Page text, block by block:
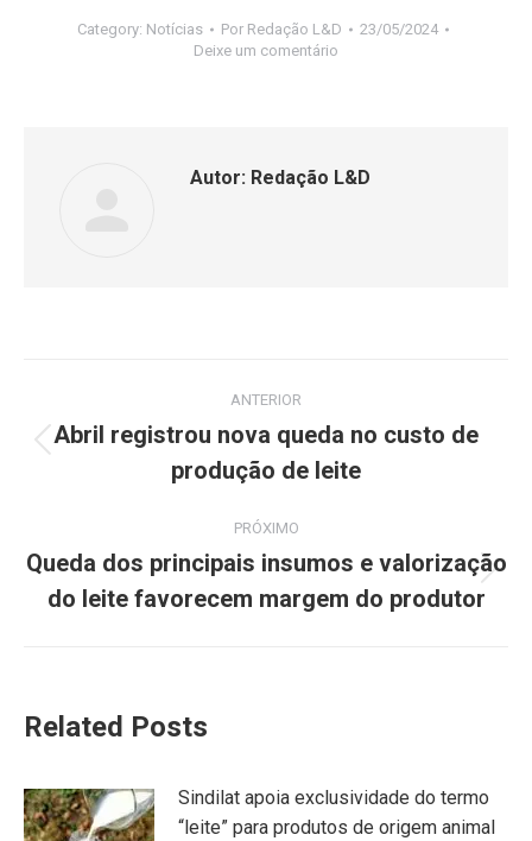
Category: Notícias Por Redação L&D
23/05/2024
Deixe um comentário
Autor: Redação L&D
ANTERIOR
Abril registrou nova queda no custo de
produção de leite
PRÓXIMO
Queda dos principais insumos e valorização
do leite favorecem margem do produtor
Related Posts
Sindilat apoia exclusividade do termo
“leite” para produtos de origem animal